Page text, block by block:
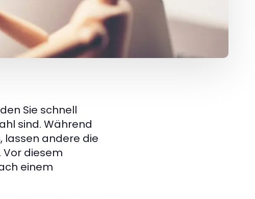
Sie schnell
sind. Während
lassen andere die
Vor diesem
einem